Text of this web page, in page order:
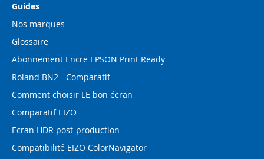
Guides
Nos marques
Glossaire
Abonnement Encre EPSON Print Ready
Roland BN2 - Comparatif
Comment choisir LE bon écran
Comparatif EIZO
Ecran HDR post-production
Compatibilité EIZO ColorNavigator